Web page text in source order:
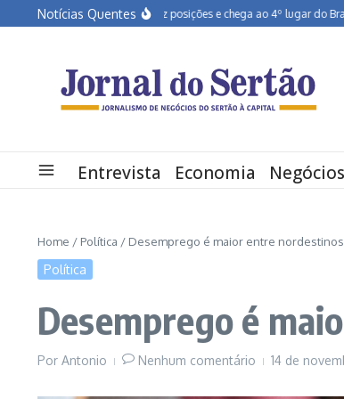
Ir para o conteúdo
Notícias Quentes
Pernambuco salta dez posições e chega ao 4º lugar do Brasil em
Entrevista Economia Negócios
Home / Política / Desemprego é maior entre nordestinos
Política
Desemprego é
Por Antonio Nenhum comentário 14 de